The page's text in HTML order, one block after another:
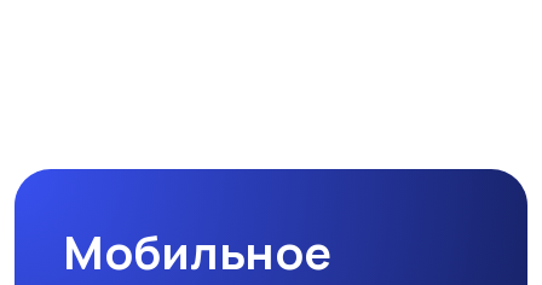
Мобильное